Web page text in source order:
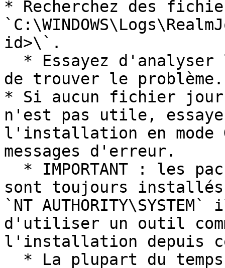
* Recherchez des
id>\`.
de trouver le problème.
* Si aucun fichier
n'est pas utile,
l'installation en mode
messages d'erreur.
sont toujours
`NT
d'utiliser un outil
l'installation depuis